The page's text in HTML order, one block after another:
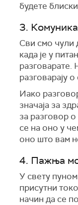
будете
3.
Сви смо чули
када је у
разговарате.
разговарају
Иако
значаја за
за разговор
се на оно у
оно што вам
4. Пажња
У свету
присутни
начин да се